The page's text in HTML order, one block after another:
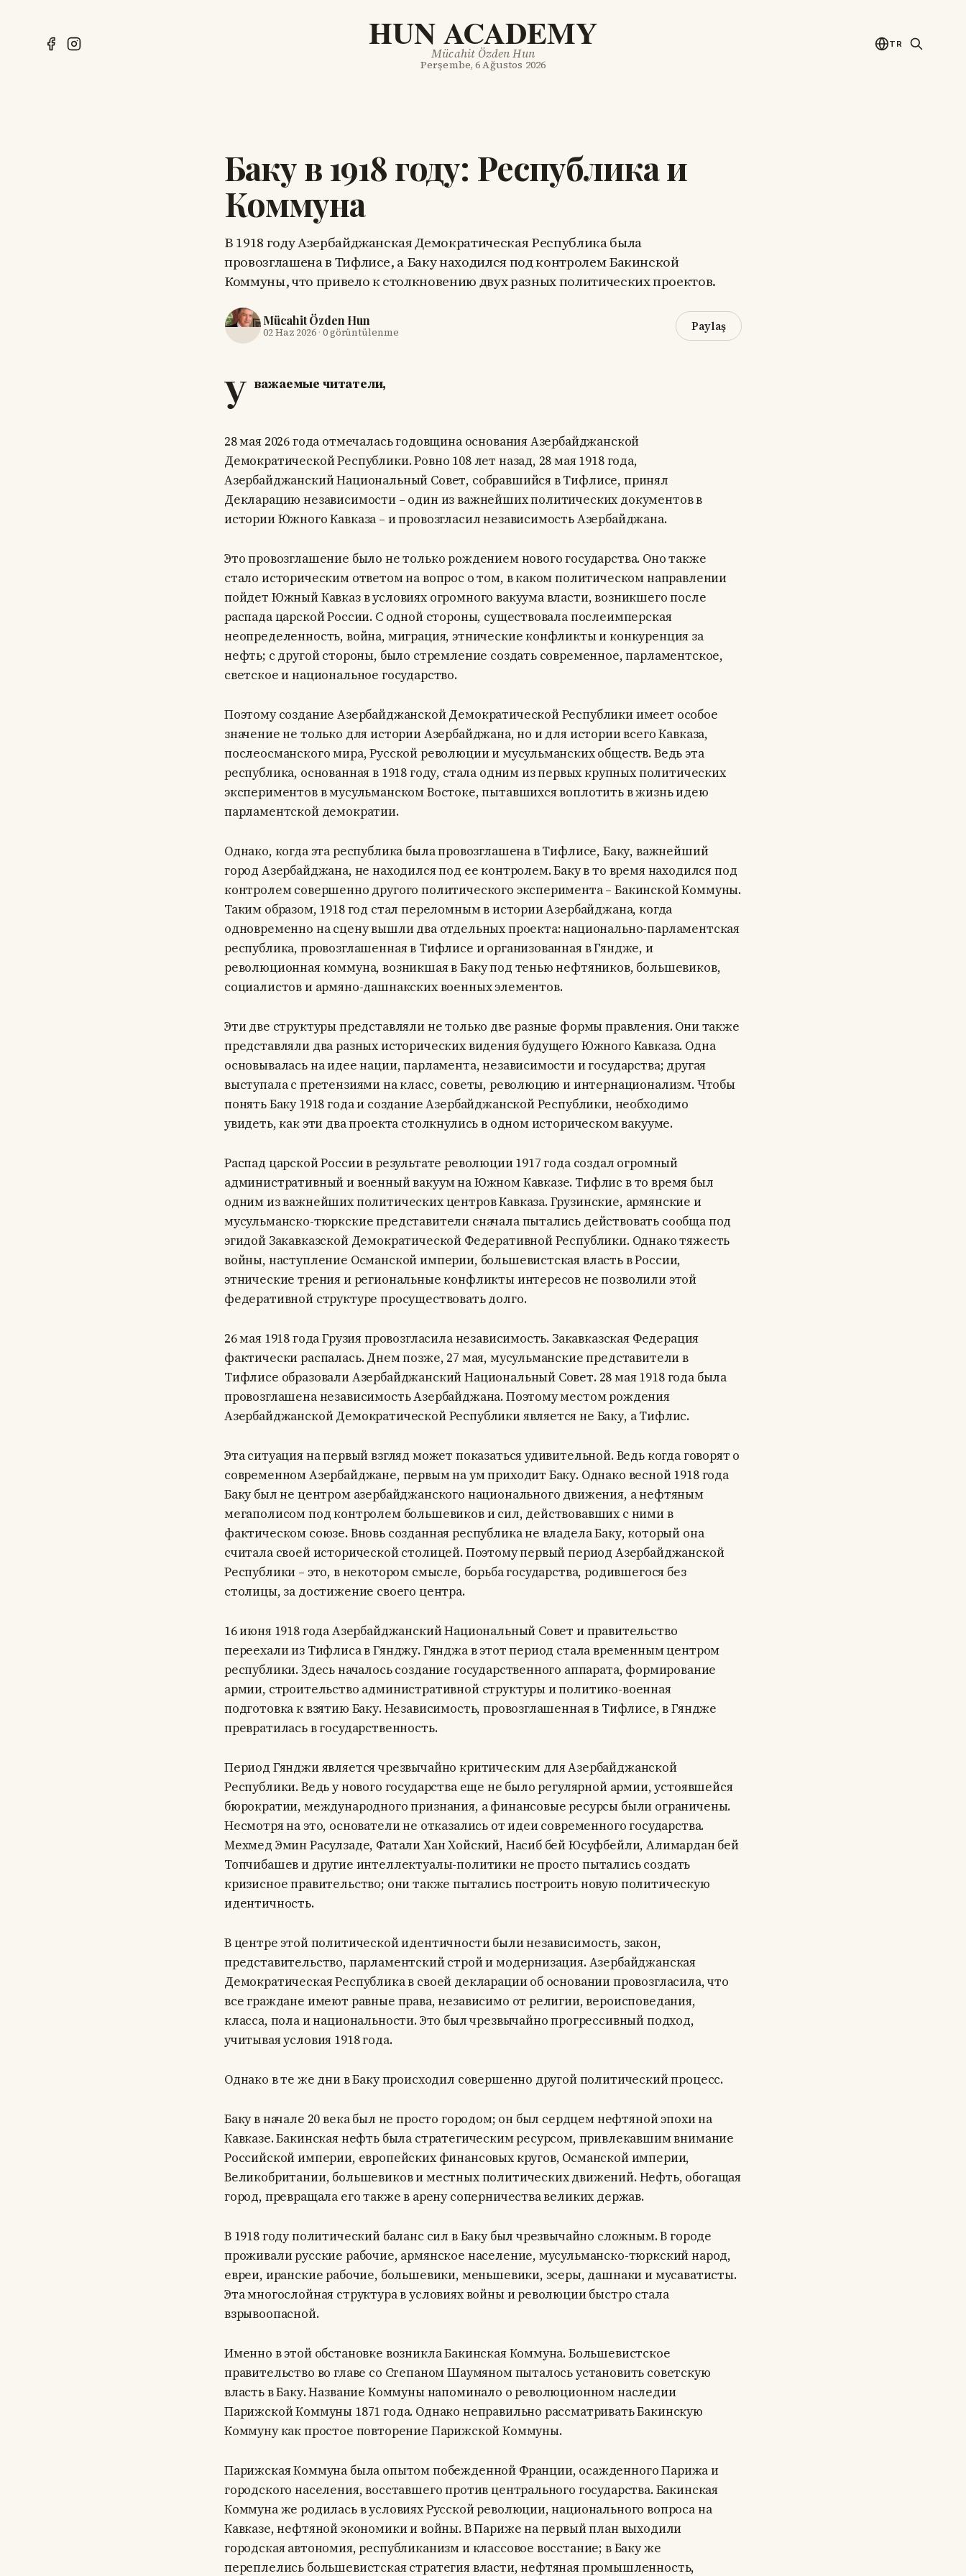
HUN ACADEMY
Mücahit Özden Hun
Perşembe, 6 Ağustos 2026
TR
Баку в 1918 году: Республика и
Коммуна
В 1918 году Азербайджанская Демократическая Республика была
провозглашена в Тифлисе, а Баку находился под контролем Бакинской
Коммуны, что привело к столкновению двух разных политических проектов.
Mücahit Özden Hun
02 Haz 2026 · 0 görüntülenme Paylaş
У важаемые читатели,
28 мая 2026 года отмечалась годовщина основания Азербайджанской
Демократической Республики. Ровно 108 лет назад, 28 мая 1918 года,
Азербайджанский Национальный Совет, собравшийся в Тифлисе, принял
Декларацию независимости – один из важнейших политических документов в
истории Южного Кавказа – и провозгласил независимость Азербайджана.
Это провозглашение было не только рождением нового государства. Оно также
стало историческим ответом на вопрос о том, в каком политическом направлении
пойдет Южный Кавказ в условиях огромного вакуума власти, возникшего после
распада царской России. С одной стороны, существовала послеимперская
неопределенность, война, миграция, этнические конфликты и конкуренция за
нефть; с другой стороны, было стремление создать современное, парламентское,
светское и национальное государство.
Поэтому создание Азербайджанской Демократической Республики имеет особое
значение не только для истории Азербайджана, но и для истории всего Кавказа,
послеосманского мира, Русской революции и мусульманских обществ. Ведь эта
республика, основанная в 1918 году, стала одним из первых крупных политических
экспериментов в мусульманском Востоке, пытавшихся воплотить в жизнь идею
парламентской демократии.
Однако, когда эта республика была провозглашена в Тифлисе, Баку, важнейший
город Азербайджана, не находился под ее контролем. Баку в то время находился под
контролем совершенно другого политического эксперимента – Бакинской Коммуны.
Таким образом, 1918 год стал переломным в истории Азербайджана, когда
одновременно на сцену вышли два отдельных проекта: национально-парламентская
республика, провозглашенная в Тифлисе и организованная в Гяндже, и
революционная коммуна, возникшая в Баку под тенью нефтяников, большевиков,
социалистов и армяно-дашнакских военных элементов.
Эти две структуры представляли не только две разные формы правления. Они также
представляли два разных исторических видения будущего Южного Кавказа. Одна
основывалась на идее нации, парламента, независимости и государства; другая
выступала с претензиями на класс, советы, революцию и интернационализм. Чтобы
понять Баку 1918 года и создание Азербайджанской Республики, необходимо
увидеть, как эти два проекта столкнулись в одном историческом вакууме.
Распад царской России в результате революции 1917 года создал огромный
административный и военный вакуум на Южном Кавказе. Тифлис в то время был
одним из важнейших политических центров Кавказа. Грузинские, армянские и
мусульманско-тюркские представители сначала пытались действовать сообща под
эгидой Закавказской Демократической Федеративной Республики. Однако тяжесть
войны, наступление Османской империи, большевистская власть в России,
этнические трения и региональные конфликты интересов не позволили этой
федеративной структуре просуществовать долго.
26 мая 1918 года Грузия провозгласила независимость. Закавказская Федерация
фактически распалась. Днем позже, 27 мая, мусульманские представители в
Тифлисе образовали Азербайджанский Национальный Совет. 28 мая 1918 года была
провозглашена независимость Азербайджана. Поэтому местом рождения
Азербайджанской Демократической Республики является не Баку, а Тифлис.
Эта ситуация на первый взгляд может показаться удивительной. Ведь когда говорят о
современном Азербайджане, первым на ум приходит Баку. Однако весной 1918 года
Баку был не центром азербайджанского национального движения, а нефтяным
мегаполисом под контролем большевиков и сил, действовавших с ними в
фактическом союзе. Вновь созданная республика не владела Баку, который она
считала своей исторической столицей. Поэтому первый период Азербайджанской
Республики – это, в некотором смысле, борьба государства, родившегося без
столицы, за достижение своего центра.
16 июня 1918 года Азербайджанский Национальный Совет и правительство
переехали из Тифлиса в Гянджу. Гянджа в этот период стала временным центром
республики. Здесь началось создание государственного аппарата, формирование
армии, строительство административной структуры и политико-военная
подготовка к взятию Баку. Независимость, провозглашенная в Тифлисе, в Гяндже
превратилась в государственность.
Период Гянджи является чрезвычайно критическим для Азербайджанской
Республики. Ведь у нового государства еще не было регулярной армии, устоявшейся
бюрократии, международного признания, а финансовые ресурсы были ограничены.
Несмотря на это, основатели не отказались от идеи современного государства.
Мехмед Эмин Расулзаде, Фатали Хан Хойский, Насиб бей Юсуфбейли, Алимардан бей
Топчибашев и другие интеллектуалы-политики не просто пытались создать
кризисное правительство; они также пытались построить новую политическую
идентичность.
В центре этой политической идентичности были независимость, закон,
представительство, парламентский строй и модернизация. Азербайджанская
Демократическая Республика в своей декларации об основании провозгласила, что
все граждане имеют равные права, независимо от религии, вероисповедания,
класса, пола и национальности. Это был чрезвычайно прогрессивный подход,
учитывая условия 1918 года.
Однако в те же дни в Баку происходил совершенно другой политический процесс.
Баку в начале 20 века был не просто городом; он был сердцем нефтяной эпохи на
Кавказе. Бакинская нефть была стратегическим ресурсом, привлекавшим внимание
Российской империи, европейских финансовых кругов, Османской империи,
Великобритании, большевиков и местных политических движений. Нефть, обогащая
город, превращала его также в арену соперничества великих держав.
В 1918 году политический баланс сил в Баку был чрезвычайно сложным. В городе
проживали русские рабочие, армянское население, мусульманско-тюркский народ,
евреи, иранские рабочие, большевики, меньшевики, эсеры, дашнаки и мусаватисты.
Эта многослойная структура в условиях войны и революции быстро стала
взрывоопасной.
Именно в этой обстановке возникла Бакинская Коммуна. Большевистское
правительство во главе со Степаном Шаумяном пыталось установить советскую
власть в Баку. Название Коммуны напоминало о революционном наследии
Парижской Коммуны 1871 года. Однако неправильно рассматривать Бакинскую
Коммуну как простое повторение Парижской Коммуны.
Парижская Коммуна была опытом побежденной Франции, осажденного Парижа и
городского населения, восставшего против центрального государства. Бакинская
Коммуна же родилась в условиях Русской революции, национального вопроса на
Кавказе, нефтяной экономики и войны. В Париже на первый план выходили
городская автономия, республиканизм и классовое восстание; в Баку же
переплелись большевистская стратегия власти, нефтяная промышленность,